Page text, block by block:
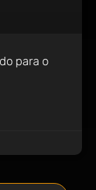
para o